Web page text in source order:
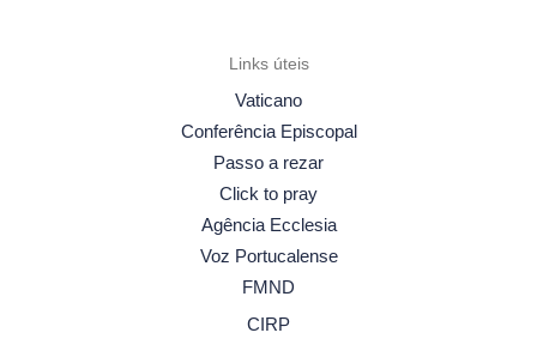
Links úteis
Vaticano
Conferência Episcopal
Passo a rezar
Click to pray
Agência Ecclesia
Voz Portucalense
FMND
CIRP